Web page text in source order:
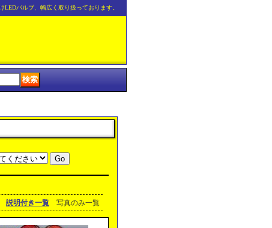
バルブ、幅広く取り扱っております。
説明付き一覧 写真のみ一覧